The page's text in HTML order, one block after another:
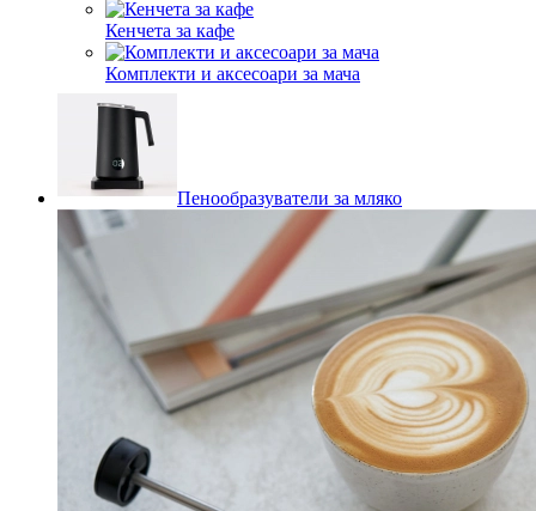
Кенчета за кафе
Комплекти и аксесоари за мача
Пенообразуватели за мляко